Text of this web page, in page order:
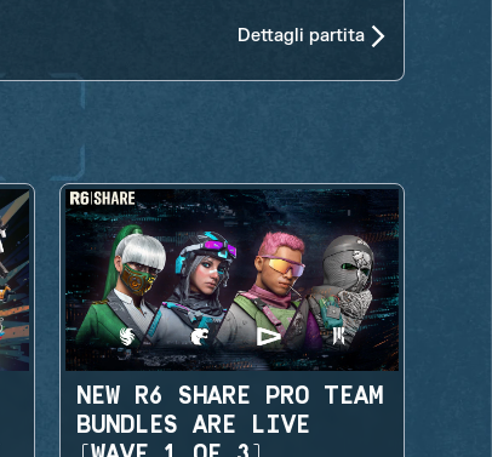
Dettagli partita
NEW R6 SHARE PRO TEAM
BUNDLES ARE LIVE